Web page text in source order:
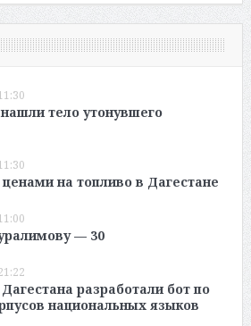
тело утонувшего
ценами на топливо в Дагестане
— 30
разработали бот по
национальных языков